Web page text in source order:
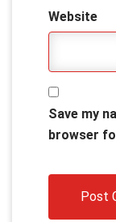
Website
Save my
browser